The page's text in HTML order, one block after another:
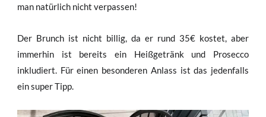
man natürlich nicht verpassen!
Der Brunch ist nicht billig, da er rund 35€ kostet, aber
immerhin ist bereits ein Heißgetränk und Prosecco
inkludiert. Für einen besonderen Anlass ist das jedenfalls
ein super Tipp.